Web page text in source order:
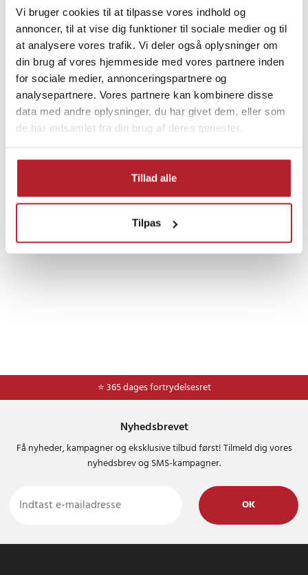
Vi bruger cookies til at tilpasse vores indhold og
annoncer, til at vise dig funktioner til sociale medier og til
at analysere vores trafik. Vi deler også oplysninger om
din brug af vores hjemmeside med vores partnere inden
for sociale medier, annonceringspartnere og
analysepartnere. Vores partnere kan kombinere disse
data med andre oplysninger, du har givet dem, eller som
de har indsamlet fra din brug af deres tjenester.
Tillad alle
Tilpas
Finde gode tilbud
Værktøj Rengøringsprodukter
Udsalg 30-49 Kronor Rengøring & tøjpleje
Skruetrækkere & bits Udsalg Værktøj
Rengøringsbørster Børster til skruetrækkere
⭐ 365 dages fortrydelsesret
Nyhedsbrevet
Få nyheder, kampagner og eksklusive tilbud først! Tilmeld dig vores
nyhedsbrev og SMS-kampagner.
OK